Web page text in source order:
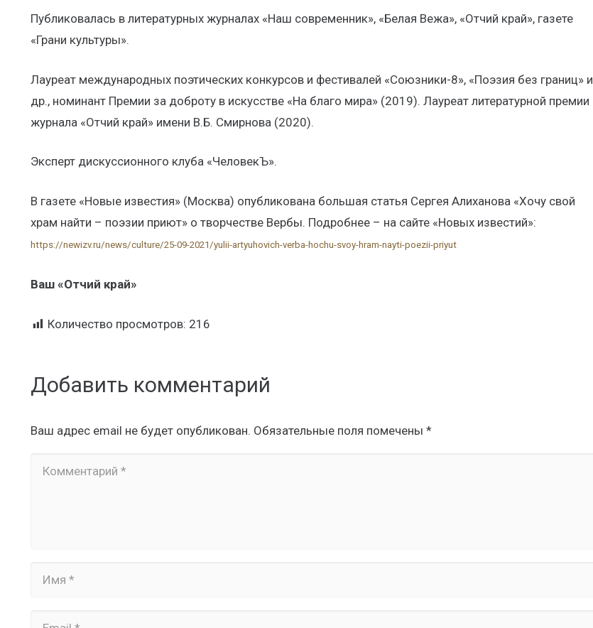
Публиковалась в литературных журналах «Наш современник», «Белая Вежа», «Отчий край», газете
«Грани культуры».
Лауреат международных поэтических конкурсов и фестивалей «Союзники-8», «Поэзия без границ» и
др., номинант Премии за доброту в искусстве «На благо мира» (2019). Лауреат литературной премии
журнала «Отчий край» имени В.Б. Смирнова (2020).
Эксперт дискуссионного клуба «ЧеловекЪ».
В газете «Новые известия» (Москва) опубликована большая статья Сергея Алиханова «Хочу свой
храм найти – поэзии приют» о творчестве Вербы. Подробнее – на сайте «Новых известий»:
https://newizv.ru/news/culture/25-09-2021/yulii-artyuhovich-verba-hochu-svoy-hram-nayti-poezii-priyut
Ваш «Отчий край»
Количество просмотров: 216
Добавить комментарий
Ваш адрес email не будет опубликован. Обязательные поля помечены *